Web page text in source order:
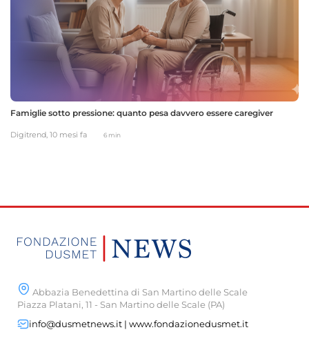
Famiglie sotto pressione: quanto pesa davvero essere caregiver
Digitrend, 10 mesi fa 6 min
Abbazia Benedettina di San Martino delle Scale
Piazza Platani, 11 - San Martino delle Scale (PA)
info@dusmetnews.it | www.fondazionedusmet.it